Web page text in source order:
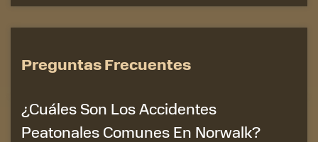
Preguntas Frecuentes
¿Cuáles Son Los Accidentes
Peatonales Comunes En Norwalk?